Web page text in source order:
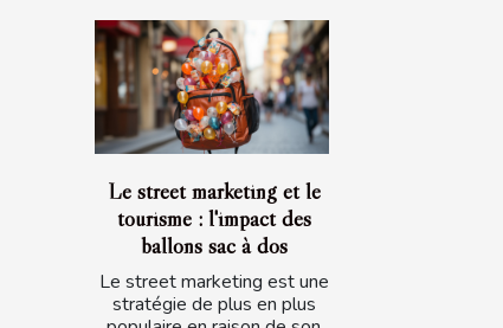
Le street marketing et le
tourisme : l'impact des
ballons sac à dos
Le street marketing est une
stratégie de plus en plus